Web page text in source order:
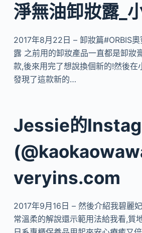
淨無油卸妝露_
2017年8月22日 – 卸妝篇#ORBIS
露 之前用的卸妝產品一直都是卸妝
款,後來用完了想說換個新的!然後在
發現了這款新的…
Jessie的
veryins.com
2017年9月16日 – 然後介紹我碧麗
常溫柔的解說還示範用法給我看,質